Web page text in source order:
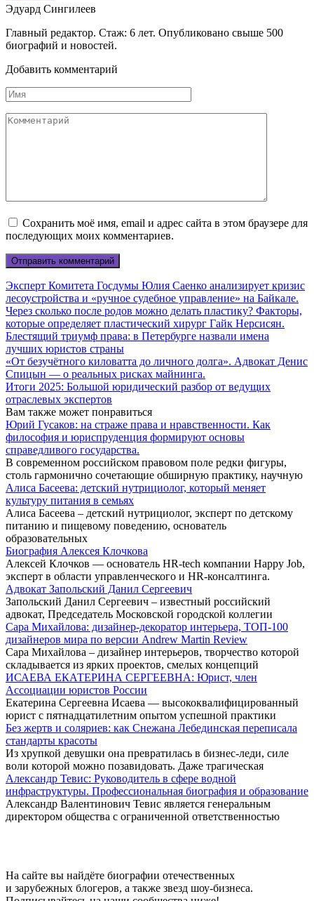
Эдуард Сингилеев
Главный редактор. Стаж: 6 лет. Опубликовано свыше 500
биографий и новостей.
Добавить комментарий
Имя
Комментарий
Сохранить моё имя, email и адрес сайта в этом браузере для
последующих моих комментариев.
Эксперт Комитета Госдумы Юлия Саенко анализирует кризис
лесоустройства и «ручное судебное управление» на Байкале.
Через сколько после родов можно делать пластику? Факторы,
которые определяет пластический хирург Гайк Нерсисян.
Блестящий триумф права: в Петербурге назвали имена
лучших юристов страны
«От безучётного киловатта до личного долга». Адвокат Денис
Спицын — о реальных рисках майнинга.
Итоги 2025: Большой юридический разбор от ведущих
отраслевых экспертов
Вам также может понравиться
Юрий Гусаков: на страже права и нравственности. Как
философия и юриспруденция формируют основы
справедливого государства.
В современном российском правовом поле редки фигуры,
столь гармонично сочетающие обширную практику, научную
Алиса Басеева: детский нутрициолог, который меняет
культуру питания в семьях
Алиса Басеева – детский нутрициолог, эксперт по детскому
питанию и пищевому поведению, основатель
образовательных
Биография Алексея Клочкова
Алексей Клочков — основатель HR-tech компании Happy Job,
эксперт в области управленческого и HR-консалтинга.
Адвокат Запольский Данил Сергеевич
Запольский Данил Сергеевич – известный российский
адвокат, Председатель Московской городской коллегии
Сара Михайлова: дизайнер-декоратор интерьера, ТОП-100
дизайнеров мира по версии Andrew Martin Review
Сара Михайлова – дизайнер интерьеров, творчество которой
складывается из ярких проектов, смелых концепций
ИСАЕВА ЕКАТЕРИНА СЕРГЕЕВНА: Юрист, член
Ассоциации юристов России
Екатерина Сергеевна Исаева — высококвалифицированный
юрист с пятнадцатилетним опытом успешной практики
Без жертв и соляриев: как Снежана Лебединская переписала
стандарты красоты
Из хрупкой девушки она превратилась в бизнес-леди, силе
воли которой можно позавидовать. Даже трагическая
Александр Тевис: Руководитель в сфере водной
инфраструктуры. Профессиональная биография и образование
Александр Валентинович Тевис является генеральным
директором общества с ограниченной ответственностью
На сайте вы найдёте биографии отечественных
и зарубежных блогеров, а также звезд шоу-бизнеса.